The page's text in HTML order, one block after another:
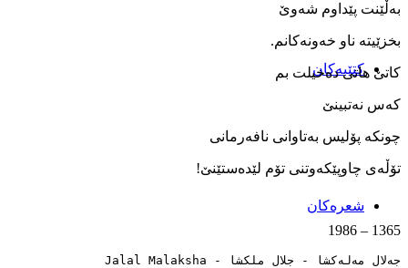
کتێبەکان
شعرەکان
به‌ڵێنت پێداوم شه‌وێ
بخزێیته‌ ناو خه‌ونه‌کانم.
کاتێ هاتی ده‌خیلت بم
که‌س نه‌تبینێ
چونکه ‌پۆلیس به‌تاوانی نافه‌رمانی
تۆڵه‌ی چاوپێکه‌وتنی تۆم لێده‌ستێنێ!
1365 – 1986
جەلال مەلەکشا - جلال ملکشا - Jalal Malaksha